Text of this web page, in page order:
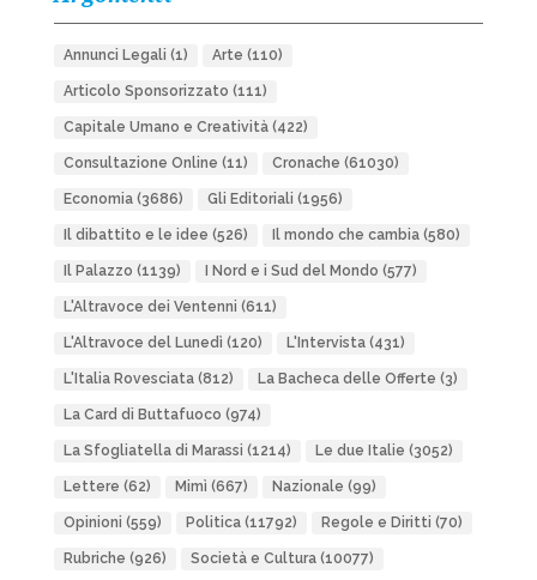
Annunci Legali (1) Arte (110)
Articolo Sponsorizzato (111)
Capitale Umano e Creatività(422)
Consultazione Online (11) Cronache (61030)
Economia(3686) Gli Editoriali (1956)
Il dibattito e le idee (526) Il mondo che cambia(580)
Il Palazzo (1139) I Nord e i Sud del Mondo (577)
L'Altravoce dei Ventenni (611)
L'Altravoce del Lunedì (120) L'Intervista(431)
L'Italia Rovesciata(812) La Bacheca delle Offerte (3)
La Card di Buttafuoco (974)
La Sfogliatella di Marassi (1214) Le due Italie (3052)
Lettere (62) Mimì (667) Nazionale (99)
Opinioni (559) Politica(11792) Regole e Diritti (70)
Rubriche (926) Società e Cultura(10077)